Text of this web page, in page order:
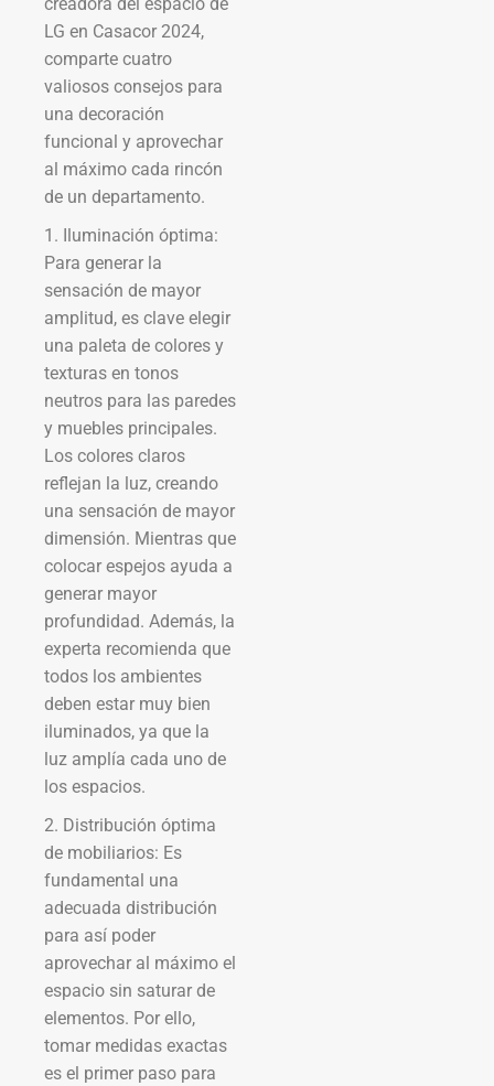
LG en Casacor 2024,
comparte cuatro
valiosos consejos para
una decoración
funcional y aprovechar
al máximo cada rincón
de un departamento.
1. Iluminación óptima:
Para generar la
sensación de mayor
amplitud, es clave elegir
una paleta de colores y
texturas en tonos
neutros para las paredes
y muebles principales.
Los colores claros
reflejan la luz, creando
una sensación de mayor
dimensión. Mientras que
colocar espejos ayuda a
generar mayor
profundidad. Además, la
experta recomienda que
todos los ambientes
deben estar muy bien
iluminados, ya que la
luz amplía cada uno de
los espacios.
2. Distribución óptima
de mobiliarios: Es
fundamental una
adecuada distribución
para así poder
aprovechar al máximo el
espacio sin saturar de
elementos. Por ello,
tomar medidas exactas
es el primer paso para